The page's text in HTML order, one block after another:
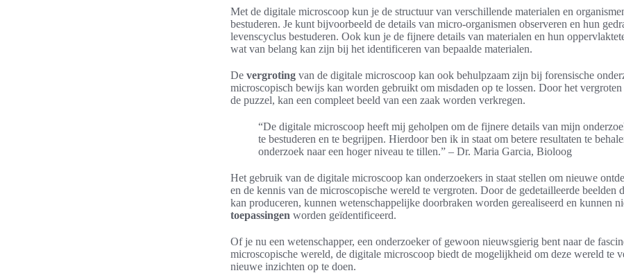
Met de digitale microscoop kun je de structuur van verschillende materialen en
bestuderen. Je kunt bijvoorbeeld de details van micro-organismen observeren en hun
levenscyclus bestuderen. Ook kun je de fijnere details van materialen en hun
wat van belang kan zijn bij het identificeren van bepaalde materialen.
De vergroting van de digitale microscoop kan ook behulpzaam zijn bij forensische
microscopisch bewijs kan worden gebruikt om misdaden op te lossen. Door het vergroten
de puzzel, kan een compleet beeld van een zaak worden verkregen.
“De digitale microscoop heeft mij geholpen om de fijnere details van mijn
te bestuderen en te begrijpen. Hierdoor ben ik in staat om betere resultaten te
onderzoek naar een hoger niveau te tillen.” – Dr. Maria Garcia, Bioloog
Het gebruik van de digitale microscoop kan onderzoekers in staat stellen om nieuwe
en de kennis van de microscopische wereld te vergroten. Door de gedetailleerde beelden
kan produceren, kunnen wetenschappelijke doorbraken worden gerealiseerd en kunnen
toepassingen worden geïdentificeerd.
Of je nu een wetenschapper, een onderzoeker of gewoon nieuwsgierig bent naar de
microscopische wereld, de digitale microscoop biedt de mogelijkheid om deze wereld te
nieuwe inzichten op te doen.